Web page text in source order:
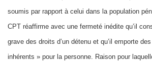
soumis par rapport à celui dans la population
CPT réaffirme avec une fermeté inédite qu’il
grave des droits d’un détenu et qu’il emporte
inhérents » pour la personne. Raison pour